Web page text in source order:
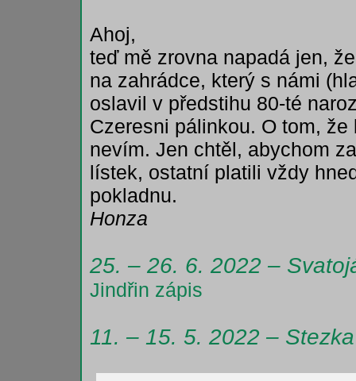
Ahoj,
teď mě zrovna napadá jen,
na zahrádce, který s námi
oslavil v předstihu 80-té
Czeresni pálinkou. O tom,
nevím. Jen chtěl, abychom
lístek, ostatní platili vždy
pokladnu.
Honza
25. – 26. 6. 2022 –
Jindřin zápis
11. – 15. 5. 2022 – Stezka